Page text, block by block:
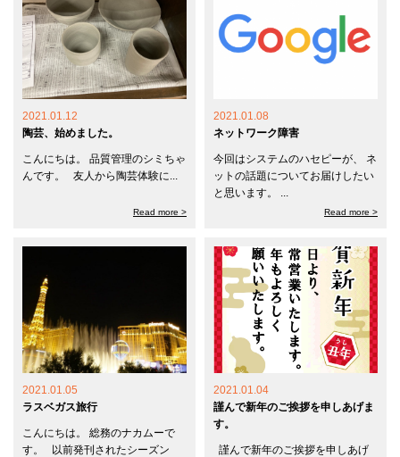
2021.01.12
陶芸、始めました。
こんにちは。 品質管理のシミちゃ
んです。 友人から陶芸体験に...
Read more >
2021.01.08
ネットワーク障害
今回はシステムのハセピーが、 ネ
ットの話題についてお届けしたい
と思います。 ...
Read more >
2021.01.05
ラスベガス旅行
こんにちは。 総務のナカムーで
す。 以前発刊されたシーズン
2021.01.04
謹んで新年のご挨拶を申しあげま
す。
謹んで新年のご挨拶を申しあげ